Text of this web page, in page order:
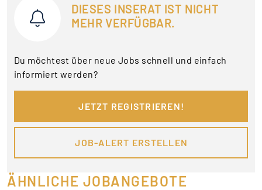
DIESES INSERAT IST NICHT
MEHR VERFÜGBAR.
Du möchtest über neue Jobs schnell und einfach
informiert werden?
JETZT REGISTRIEREN!
JOB-ALERT ERSTELLEN
ÄHNLICHE JOBANGEBOTE